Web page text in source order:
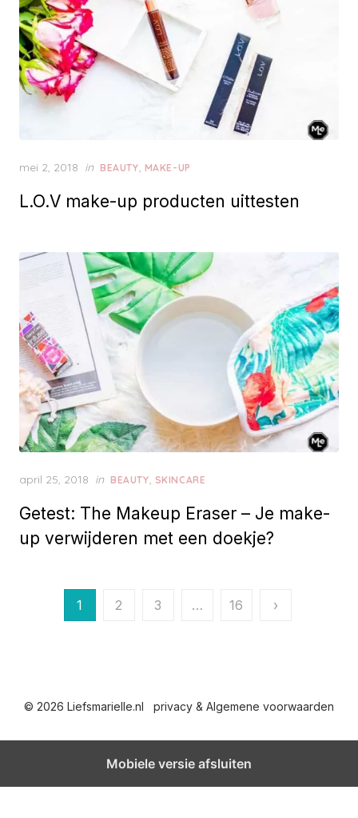
P
mei 2, 2018 in BEAUTY, MAKE-UP
L.O.V make-up producten uittesten
P
s
e
april 25, 2018 in BEAUTY, SKINCARE
Getest: The Makeup Eraser – Je make-
up verwijderen met een doekje?
c
h
1 2 3 … 16 ›
© 2026 Liefsmarielle.nl privacy & Algemene voorwaarden
Mobiele versie afsluiten